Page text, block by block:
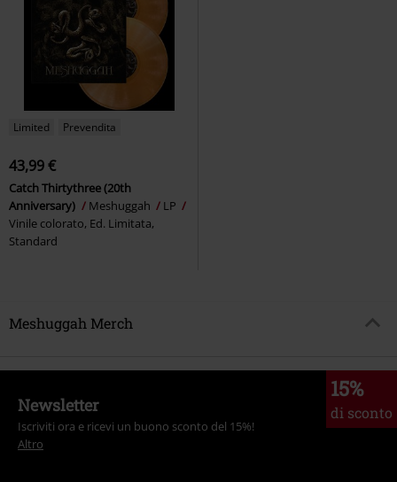
Limited Prevendita
43,99 €
Catch Thirtythree (20th
Anniversary)
Meshuggah
LP
Vinile colorato, Ed. Limitata,
Standard
Meshuggah Merch
15%
di sconto
Newsletter
Iscriviti ora e ricevi un buono sconto del 15%!
Altro